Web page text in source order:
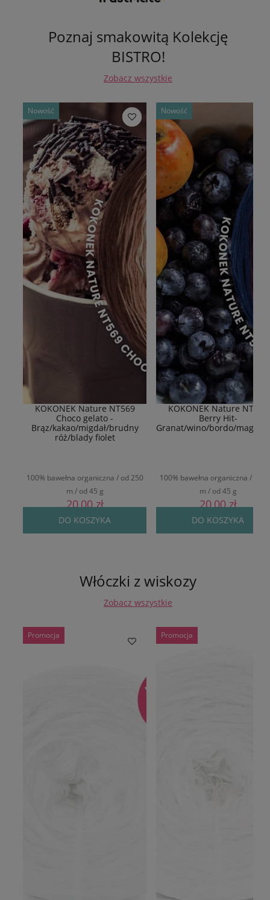
Poznaj smakowitą Kolekcję
BISTRO!
Zobacz wszystkie
KOKONEK Nature NT569
Choco gelato -
Brąz/kakao/migdał/brudny
róż/blady fiolet
100% bawełna organiczna / od 250
m / od 45 g
20,00 zł
DO KOSZYKA
Nowość
KOKONEK Nature NT577
Berry Hit-
Granat/wino/bordo/
100% bawełna organiczna / od
m / od 45 g
20,00 zł
DO KOSZYKA
Nowość
Włóczki z wiskozy
Zobacz wszystkie
Promocja Promocja